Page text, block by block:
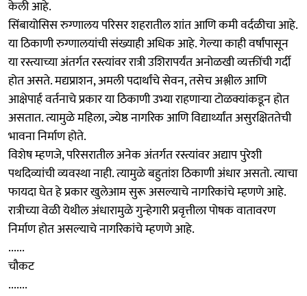
केली आहे.
सिंबायोसिस रुग्णालय परिसर शहरातील शांत आणि कमी वर्दळीचा आहे.
या ठिकाणी रुग्णालयांची संख्याही अधिक आहे. गेल्या काही वर्षांपासून
या रस्त्याच्या अंतर्गत रस्त्यांवर रात्री उशिरापर्यंत अनोळखी व्यक्तींची गर्दी
होत असते. मद्यप्राशन, अमली पदार्थांचे सेवन, तसेच अश्लील आणि
आक्षेपार्ह वर्तनाचे प्रकार या ठिकाणी उभ्या राहणाऱ्या टोळक्यांकडून होत
असतात. त्यामुळे महिला, ज्येष्ठ नागरिक आणि विद्यार्थ्यांत असुरक्षिततेची
भावना निर्माण होते.
विशेष म्हणजे, परिसरातील अनेक अंतर्गत रस्त्यांवर अद्याप पुरेशी
पथदिव्यांची व्यवस्था नाही. त्यामुळे बहुतांश ठिकाणी अंधार असतो. त्याचा
फायदा घेत हे प्रकार खुलेआम सुरू असल्याचे नागरिकांचे म्‍हणणे आहे.
रात्रीच्या वेळी येथील अंधारामुळे गुन्हेगारी प्रवृत्तीला पोषक वातावरण
निर्माण होत असल्‍याचे नागरिकांचे म्हणणे आहे.
......
चौकट
.......